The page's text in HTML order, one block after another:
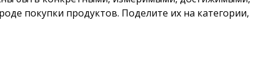
покупки продуктов. Поделите их на категории,